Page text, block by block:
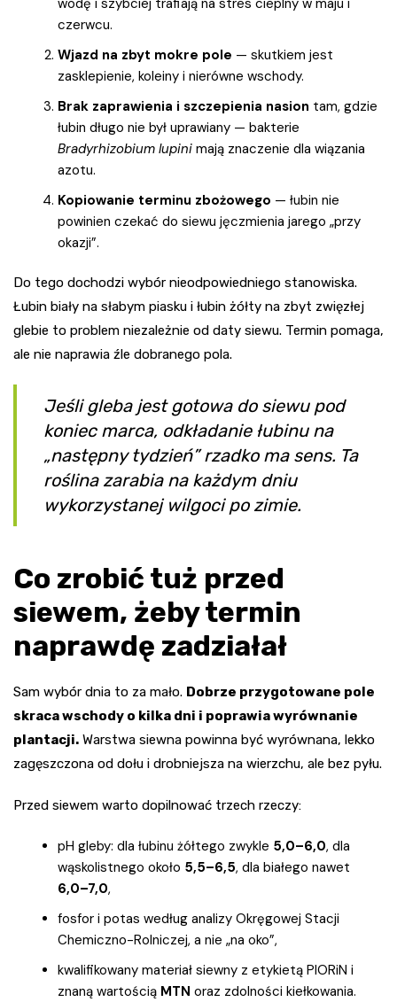
wodę i szybciej trafiają na stres cieplny w maju i
czerwcu.
Wjazd na zbyt mokre pole — skutkiem jest
zasklepienie, koleiny i nierówne wschody.
Brak zaprawienia i szczepienia nasion tam, gdzie
łubin długo nie był uprawiany — bakterie
Bradyrhizobium lupini mają znaczenie dla wiązania
azotu.
Kopiowanie terminu zbożowego — łubin nie
powinien czekać do siewu jęczmienia jarego „przy
okazji”.
Do tego dochodzi wybór nieodpowiedniego stanowiska.
Łubin biały na słabym piasku i łubin żółty na zbyt zwięzłej
glebie to problem niezależnie od daty siewu. Termin pomaga,
ale nie naprawia źle dobranego pola.
Jeśli gleba jest gotowa do siewu pod
koniec marca, odkładanie łubinu na
„następny tydzień” rzadko ma sens. Ta
roślina zarabia na każdym dniu
wykorzystanej wilgoci po zimie.
Co zrobić tuż przed
siewem, żeby termin
naprawdę zadziałał
Sam wybór dnia to za mało. Dobrze przygotowane pole
skraca wschody o kilka dni i poprawia wyrównanie
plantacji. Warstwa siewna powinna być wyrównana, lekko
zagęszczona od dołu i drobniejsza na wierzchu, ale bez pyłu.
Przed siewem warto dopilnować trzech rzeczy:
pH gleby: dla łubinu żółtego zwykle 5,0–6,0, dla
wąskolistnego około 5,5–6,5, dla białego nawet
6,0–7,0,
fosfor i potas według analizy Okręgowej Stacji
Chemiczno-Rolniczej, a nie „na oko”,
kwalifikowany materiał siewny z etykietą PIORiN i
znaną wartością MTN oraz zdolności kiełkowania.